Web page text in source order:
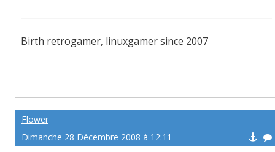
Birth retrogamer, linuxgamer since 2007
Flower
Dimanche 28 Décembre 2008 à 12:11